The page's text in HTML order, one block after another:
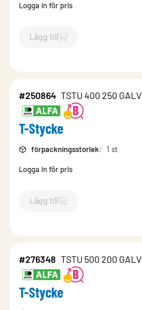
Logga in för pris
Lägg till
`$Lägg till
#250864 TSTU 400 250 GALV
T-Stycke
förpackningsstorlek: 1 st
Logga in för pris
Lägg till
`$Lägg till
#276348 TSTU 500 200 GALV
T-Stycke